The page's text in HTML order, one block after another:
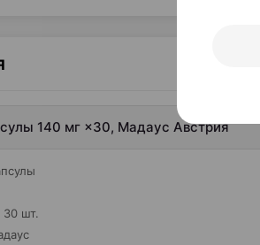
140 мг ×30, Мадаус Австрия
30 шт.